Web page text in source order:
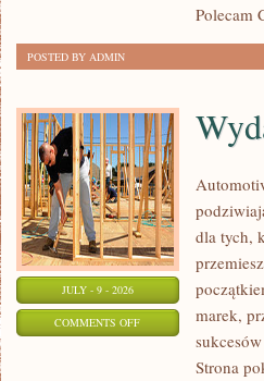
Polecam
POSTED BY ADMIN
JULY - 9 - 2026
COMMENTS OFFON
WYDARZENIA
dla tych,
marek,
Strona